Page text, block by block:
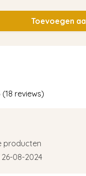
Toevoegen
reviews)
producten
08-2024